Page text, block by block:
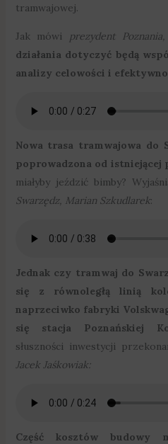
tramwajowej.
Jak mówi prezydent
działania dotyczyć będą
analizy celowości i
Nowa trasa tramwajowa do
poprowadzona od
miałyby jeździć bimby?
Swarzędz, Marian Szkudlarek:
Jednak czy tramwaj do
się z równoległą linią
naprzeciwko fabryki
się stacja Poznańskiej
słuszności inwestycji
Jacek Jaśkowiak:
Część kosztów budowy